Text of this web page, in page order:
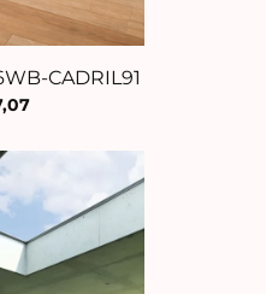
CADRIL91